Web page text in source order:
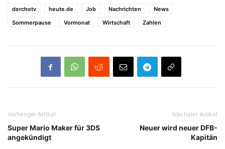
derchotv
heute.de Job Nachrichten
News
Sommerpause
Vormonat Wirtschaft Zahlen
Vorheriger Artikel
Super Mario Maker für 3DS
angekündigt
Nächster Artikel
Neuer wird neuer DFB-
Kapitän